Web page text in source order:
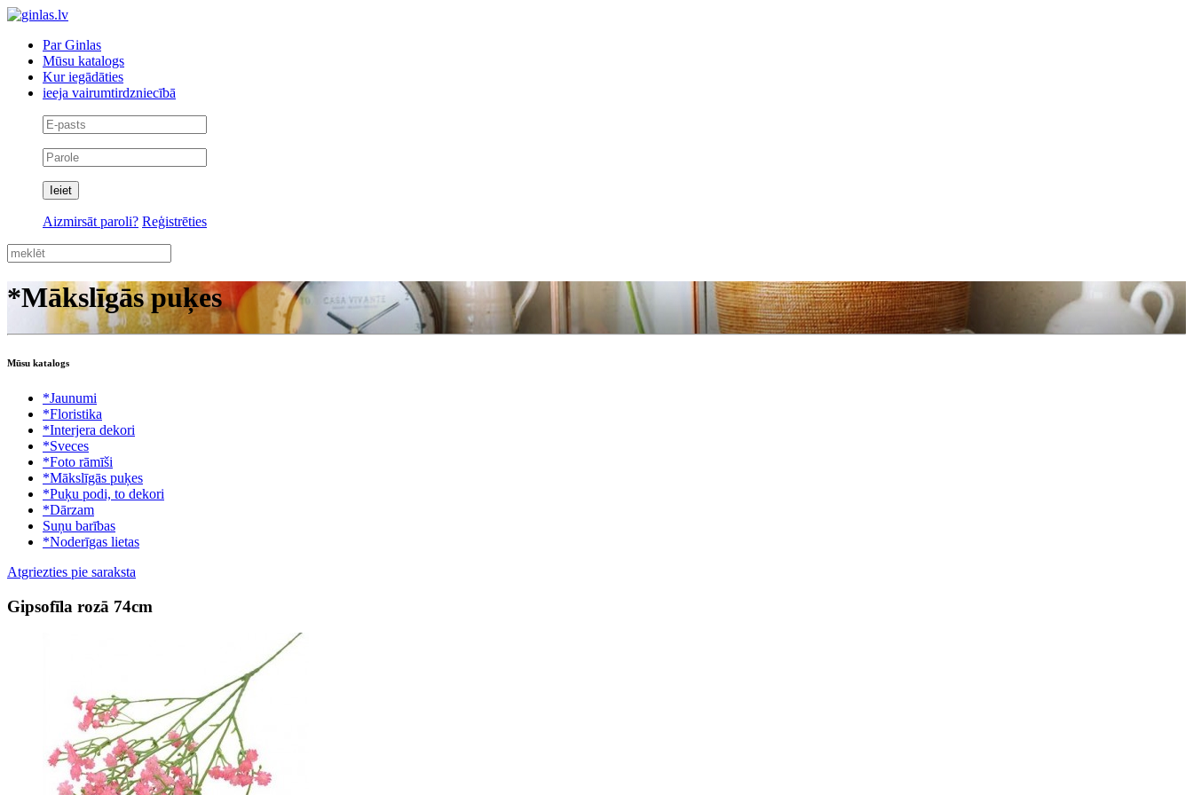
Par Ginlas
Mūsu katalogs
Kur iegādāties
ieeja vairumtirdzniecībā
Aizmirsāt paroli? Reģistrēties
*Mākslīgās puķes
Mūsu katalogs
*Jaunumi
*Floristika
*Interjera dekori
*Sveces
*Foto rāmīši
*Mākslīgās puķes
*Puķu podi, to dekori
*Dārzam
Suņu barības
*Noderīgas lietas
Atgriezties pie saraksta
Gipsofīla rozā 74cm